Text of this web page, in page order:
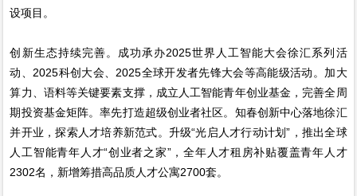
设项目。
创新生态持续完善。成功承办2025世界人工智能大会徐汇系列活
动、2025科创大会、2025全球开发者先锋大会等高能级活动。加大
算力、语料等关键要素支撑，成立人工智能青年创业基金，完善全周
期投资基金矩阵。率先打造超级创业者社区。知春创新中心落地徐汇
并开业，探索人才培养新范式。升级“光启人才行动计划”，推出全球
人工智能青年人才“创业者之家”，全年人才租房补贴覆盖青年人才
2302名，新增筹措高品质人才公寓2700套。